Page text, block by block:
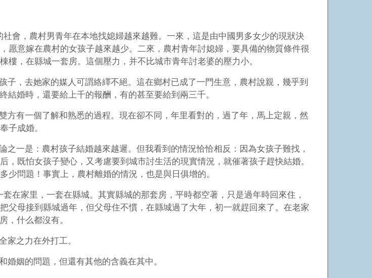
會，農村男青年在本地找媳婦越來越難。一來，這是由中國男多女少的現狀決
愿意嫁在農村的女孩子越來越少。二來，農村青年討媳婦，要具備的物質條件很
，在縣城一套房。這個壓力，并不比城市青年討老婆的壓力小。
，去她家的媒人可謂絡繹不絕。這在鄉村已成了一門生意，農村說親，幾乎到
婚時，還要給上千的報酬，有的甚至要給到兩三千。
有一個了解和熟悉的過程。現在卻不同，年里看對的，過了年，馬上定親，然
子成婚。
一是：農村孩子結婚越來越遲。但我看到的情況恰恰相反：因為女孩子難找，
既怕女孩子變心，又考慮要到城市討生活的現實情況，就催著孩子趕快結婚。
問題！事實上，農村離婚的情況，也是與日俱增的。
在家里，一套在縣城。其實縣城的那套房，平時都空著，只是過年時回來住，
父母接到縣城過年，但父母住不慣，在縣城過了大年，初一就趕回來了。在老家
，什么都沒有。
家之力在外打工。
姻的問題，但還有其他的含義在其中。